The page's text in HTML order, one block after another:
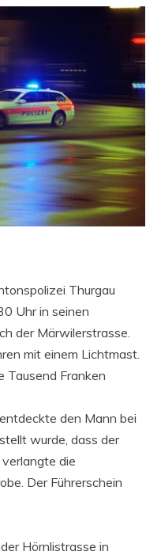
Thurgau
Uhr in seinen
der Märwilerstrasse.
mit einem Lichtmast.
Tausend Franken
den Mann bei
wurde, dass der
die
Der Führerschein
Hörnlistrasse in